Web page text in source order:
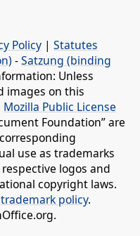
Policy | Statutes
-Satzung (binding
Unless
images on this
Mozilla Public License
Foundation” are
use as trademarks
logos and
copyright laws.
trademark policy.